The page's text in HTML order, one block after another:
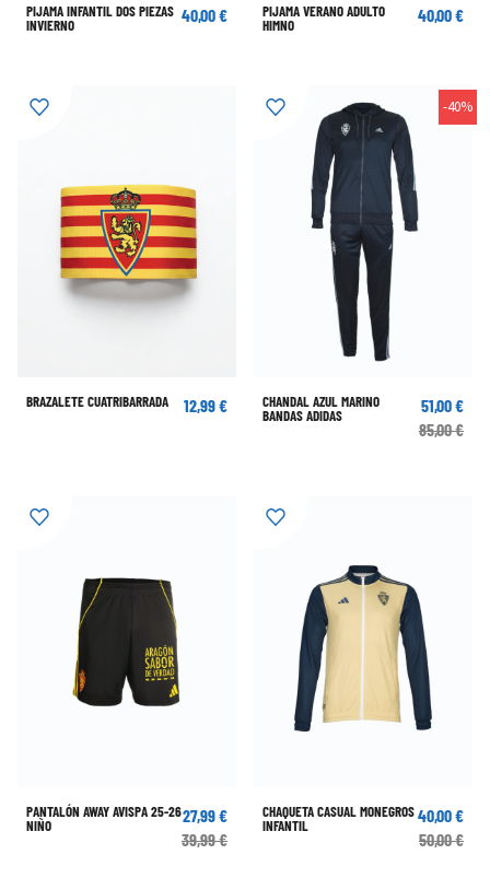
PIJAMA INFANTIL DOS PIEZAS
INVIERNO
40,00 €
PIJAMA VERANO ADULTO
HIMNO
40,00 €
BRAZALETE CUATRIBARRADA 12,99 €
-40%
CHANDAL AZUL MARINO
BANDAS ADIDAS
51,00 €
85,00 €
PANTALÓN AWAY AVISPA 25-26
NIÑO
27,99 €
39,99 €
CHAQUETA CASUAL MONEGROS
INFANTIL
40,00 €
50,00 €